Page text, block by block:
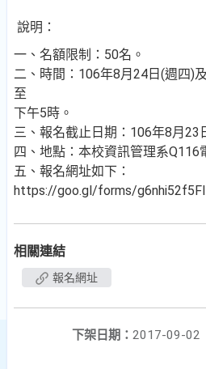
說明：
一、名額限制：50名。
二、時間：106年8月24日(週四)
至
下午5時。
三、報名截止日期：106年8月23
四、地點：本校資訊管理系Q116
五、報名網址如下：
https://goo.gl/forms/
相關連結
報名網址
下架日期： 2017-09-02